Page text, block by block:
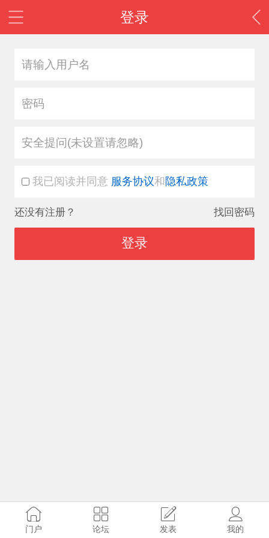
登录
安全提问(未设置请忽略)
我已阅读并同意 服务协议和 隐私政策
还没有注册？ 找回密码
门户 论坛 发表 我的